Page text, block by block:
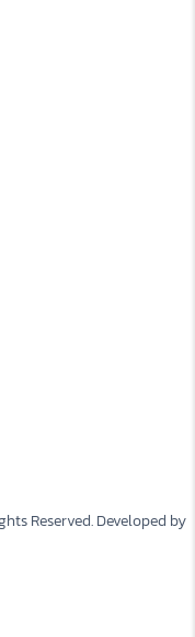
Reserved. Developed by